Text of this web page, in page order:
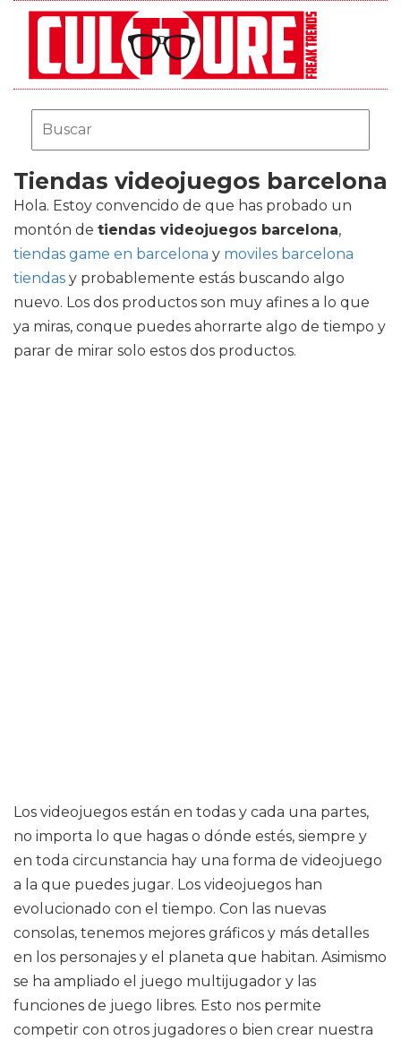
Tiendas videojuegos barcelona
Hola. Estoy convencido de que has probado un
montón de tiendas videojuegos barcelona,
tiendas game en barcelona y moviles barcelona
tiendas y probablemente estás buscando algo
nuevo. Los dos productos son muy afines a lo que
ya miras, conque puedes ahorrarte algo de tiempo y
parar de mirar solo estos dos productos.
Los videojuegos están en todas y cada una partes,
no importa lo que hagas o dónde estés, siempre y
en toda circunstancia hay una forma de videojuego
a la que puedes jugar. Los videojuegos han
evolucionado con el tiempo. Con las nuevas
consolas, tenemos mejores gráficos y más detalles
en los personajes y el planeta que habitan. Asimismo
se ha ampliado el juego multijugador y las
funciones de juego libres. Esto nos permite
competir con otros jugadores o bien crear nuestra